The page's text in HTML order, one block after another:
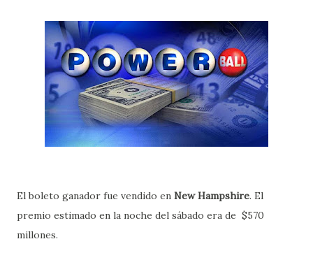
El boleto ganador fue vendido en New Hampshire. El
premio estimado en la noche del sábado era de $570
millones.